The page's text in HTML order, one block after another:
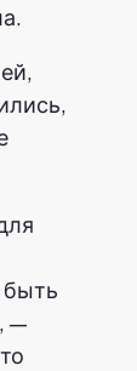
быть
—